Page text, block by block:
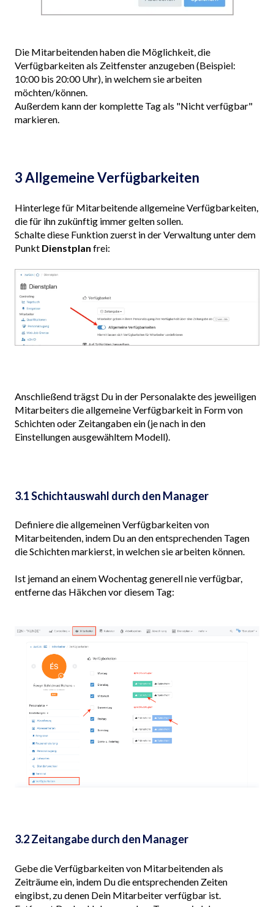
Die Mitarbeitenden haben die Möglichkeit, die
Verfügbarkeiten als Zeitfenster anzugeben (Beispiel:
10:00 bis 20:00 Uhr), in welchem sie arbeiten
möchten/können.
Außerdem kann der komplette Tag als "Nicht verfügbar"
markieren.
3 Allgemeine Verfügbarkeiten
Hinterlege für Mitarbeitende allgemeine Verfügbarkeiten,
die für ihn zukünftig immer gelten sollen.
Schalte diese Funktion zuerst in der Verwaltung unter dem
Punkt Dienstplan frei:
Anschließend trägst Du in der Personalakte des jeweiligen
Mitarbeiters die allgemeine Verfügbarkeit in Form von
Schichten oder Zeitangaben ein (je nach in den
Einstellungen ausgewähltem Modell).
3.1 Schichtauswahl durch den Manager
Definiere die allgemeinen Verfügbarkeiten von
Mitarbeitenden, indem Du an den entsprechenden Tagen
die Schichten markierst, in welchen sie arbeiten können.
Ist jemand an einem Wochentag generell nie verfügbar,
entferne das Häkchen vor diesem Tag:
3.2 Zeitangabe durch den Manager
Gebe die Verfügbarkeiten von Mitarbeitenden als
Zeiträume ein, indem Du die entsprechenden Zeiten
eingibst, zu denen Dein Mitarbeiter verfügbar ist.